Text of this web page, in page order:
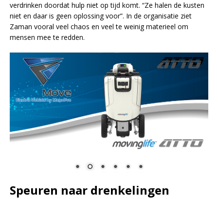
verdrinken doordat hulp niet op tijd komt. “Ze halen de kusten
niet en daar is geen oplossing voor”. In de organisatie ziet
Zaman vooral veel chaos en veel te weinig materieel om
mensen mee te redden.
Speuren naar drenkelingen